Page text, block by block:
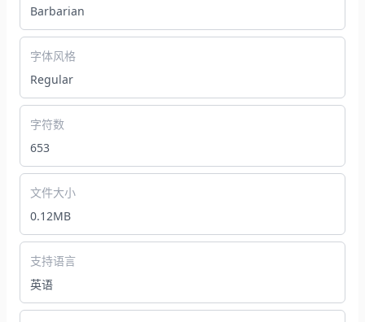
Barbarian
字体风格
Regular
字符数
653
文件大小
0.12MB
支持语言
英语